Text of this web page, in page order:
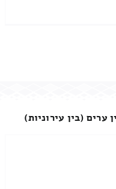
ערים (בין עירוניות)